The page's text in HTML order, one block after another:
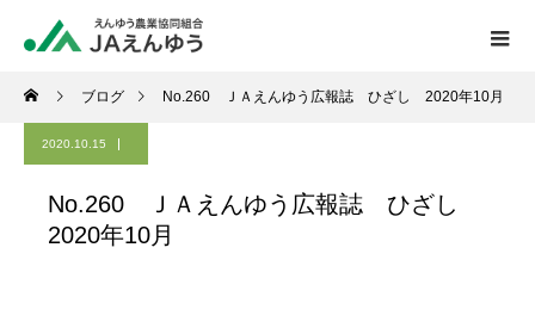
ブログ No.260 ＪＡえんゆう広報誌 ひざし 2020年10月
2020.10.15
No.260 ＪＡえんゆう広報誌 ひざし
2020年10月